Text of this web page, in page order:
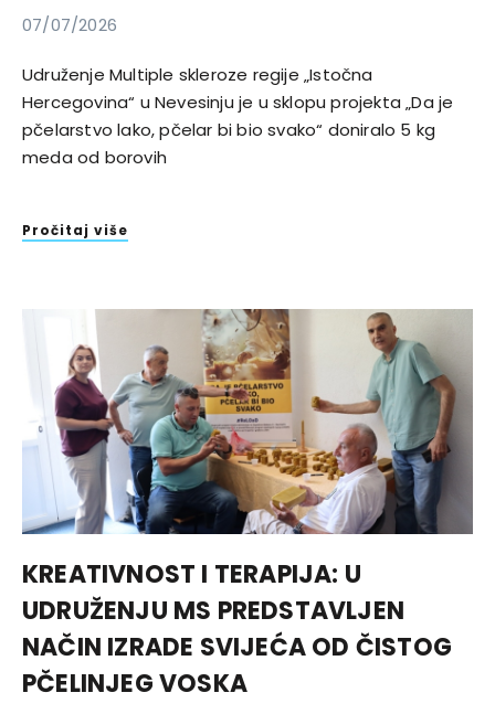
07/07/2026
Udruženje Multiple skleroze regije „Istočna
Hercegovina“ u Nevesinju je u sklopu projekta „Da je
pčelarstvo lako, pčelar bi bio svako“ doniralo 5 kg
meda od borovih
Pročitaj više
KREATIVNOST I TERAPIJA: U
UDRUŽENJU MS PREDSTAVLJEN
NAČIN IZRADE SVIJEĆA OD ČISTOG
PČELINJEG VOSKA